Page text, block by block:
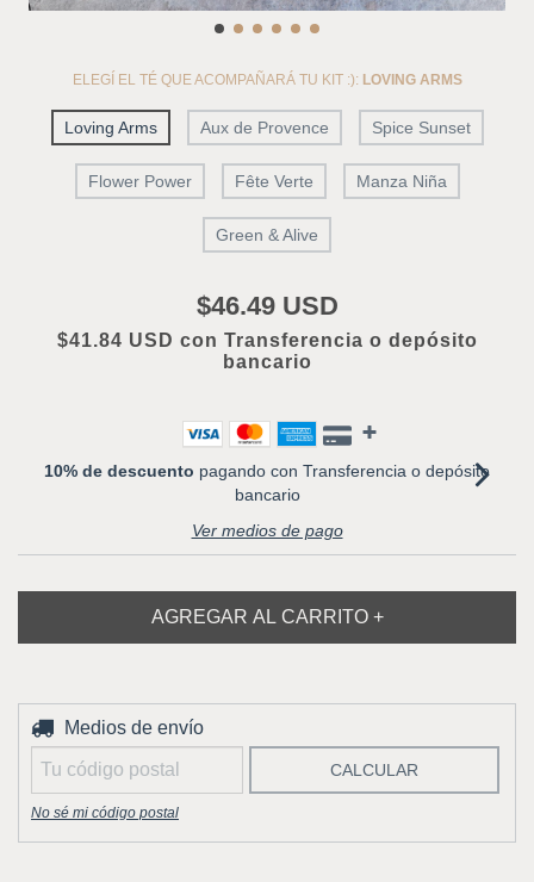
ELEGÍ EL TÉ QUE ACOMPAÑARÁ TU KIT :): LOVING ARMS
Loving Arms Aux de Provence Spice Sunset
Flower Power Fête Verte Manza Niña
Green & Alive
$46.49 USD
$41.84 USD con Transferencia o depósito
bancario
10% de descuento pagando con Transferencia o depósito
bancario
Ver medios de pago
Entregas para el CP:
Medios de envío
CALCULAR
No sé mi código postal